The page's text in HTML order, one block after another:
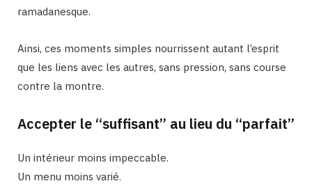
ramadanesque.
Ainsi, ces moments simples nourrissent autant l’esprit
que les liens avec les autres, sans pression, sans course
contre la montre.
Accepter le “suffisant” au lieu du “parfait”
Un intérieur moins impeccable.
Un menu moins varié.